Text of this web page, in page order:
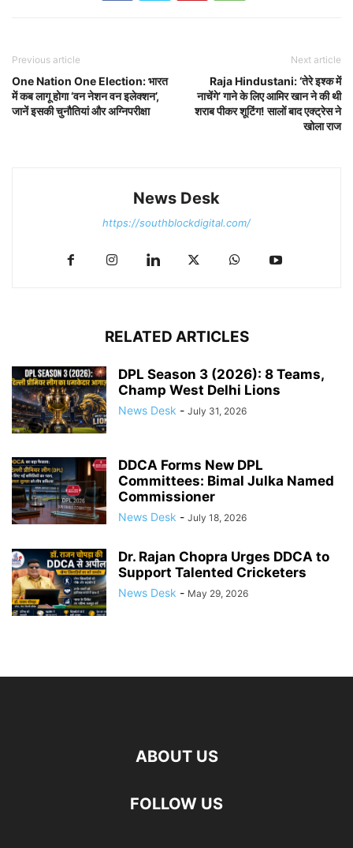
Previous article
One Nation One Election: भारत
में कब लागू होगा ‘वन नेशन वन इलेक्शन’,
जानें इसकी चुनौतियां और अग्निपरीक्षा
Next article
Raja Hindustani: ‘तेरे इश्क में
नाचेंगे’ गाने के लिए आमिर खान ने की थी
शराब पीकर शूटिंग! सालों बाद एक्ट्रेस ने
खोला राज
News Desk
https://southblockdigital.com/
RELATED ARTICLES
DPL Season 3 (2026): 8 Teams,
Champ West Delhi Lions
News Desk - July 31, 2026
DDCA Forms New DPL
Committees: Bimal Julka Named
Commissioner
News Desk - July 18, 2026
Dr. Rajan Chopra Urges DDCA to
Support Talented Cricketers
News Desk - May 29, 2026
ABOUT US
FOLLOW US